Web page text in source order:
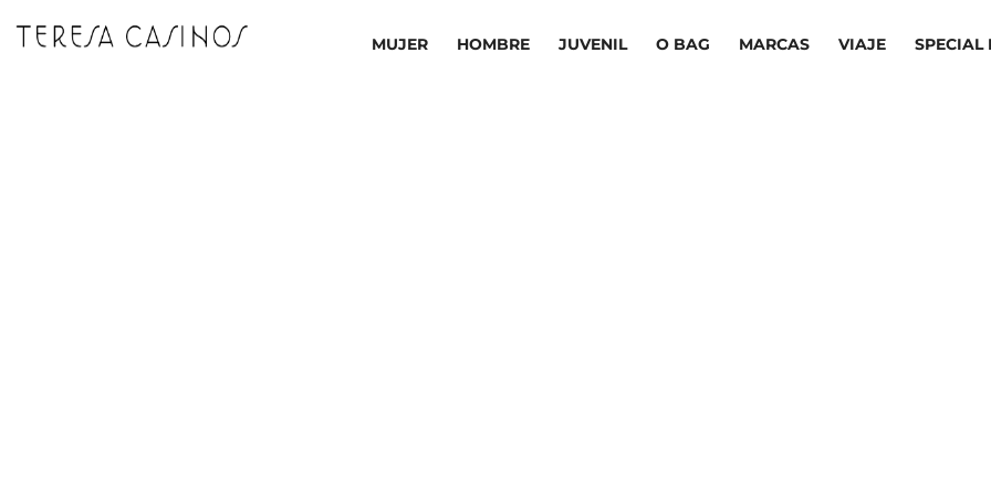
MUJER HOMBRE JUVENIL O BAG MARCAS VIAJE SPECIAL